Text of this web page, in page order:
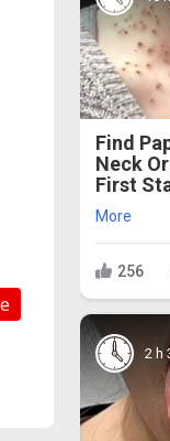
Find
Neck
First
More
256
2 h